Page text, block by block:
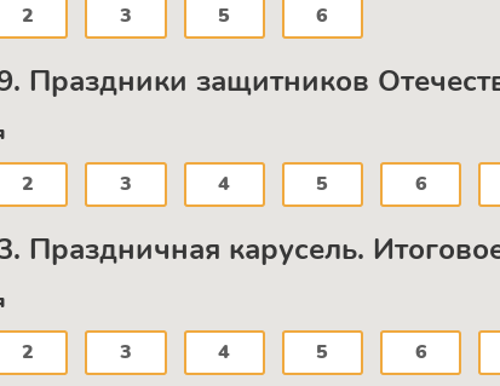
2 3 5 6
Праздники защитников
2 3 4 5 6
Праздничная карусель.
2 3 4 5 6